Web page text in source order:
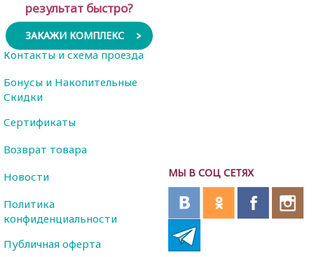
результат быстро?
ЗАКАЖИ КОМПЛЕКС
МЫ В СОЦ СЕТЯХ
Контакты и схема проезда
Бонусы и Накопительные
Скидки
Сертификаты
Возврат товара
Новости
Политика
конфиденциальности
Публичная оферта